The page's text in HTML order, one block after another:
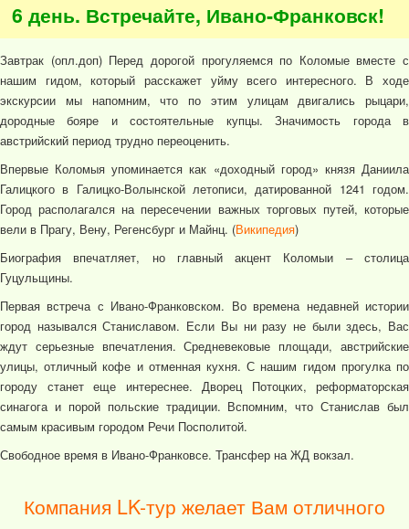
6 день. Встречайте, Ивано-Франковск!
Завтрак (опл.доп) Перед дорогой прогуляемся по Коломые вместе с
нашим гидом, который расскажет уйму всего интересного. В ходе
экскурсии мы напомним, что по этим улицам двигались рыцари,
дородные бояре и состоятельные купцы. Значимость города в
австрийский период трудно переоценить.
Впервые Коломыя упоминается как «доходный город» князя Даниила
Галицкого в Галицко-Волынской летописи, датированной 1241 годом.
Город располагался на пересечении важных торговых путей, которые
вели в Прагу, Вену, Регенсбург и Майнц. (Википедия)
Биография впечатляет, но главный акцент Коломыи – столица
Гуцульщины.
Первая встреча с Ивано-Франковском. Во времена недавней истории
город назывался Станиславом. Если Вы ни разу не были здесь, Вас
ждут серьезные впечатления. Средневековые площади, австрийские
улицы, отличный кофе и отменная кухня. С нашим гидом прогулка по
городу станет еще интереснее. Дворец Потоцких, реформаторская
синагога и порой польские традиции. Вспомним, что Станислав был
самым красивым городом Речи Посполитой.
Свободное время в Ивано-Франковсе. Трансфер на ЖД вокзал.
Компания LK-тур желает Вам отличного